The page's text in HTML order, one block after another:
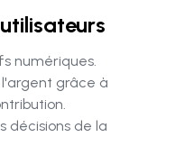
numériques.
grâce à
décisions de la